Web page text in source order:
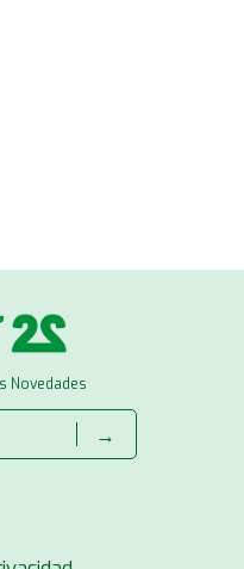
Novedades
→